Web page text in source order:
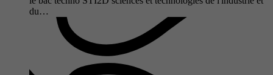
du…